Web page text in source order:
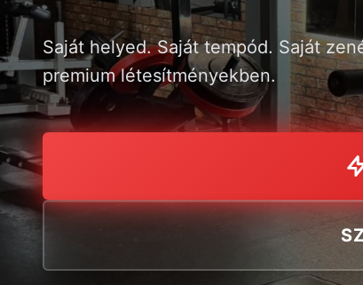
Saját helyed. Saját tempód. Saját
premium létesítményekben.